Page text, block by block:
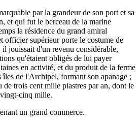
par la grandeur de son port et sa
et qui fut le berceau de la marine
la résidence du grand amiral
officier supérieur porte le costume de
il jouissait d'un revenu considérable,
qu'étaient obligés de lui payer
en activité, et du produit de la ferme
îles de l'Archipel, formant son apanage ;
de trois cent mille piastres par an, dont le
cinq mille.
un grand commerce.